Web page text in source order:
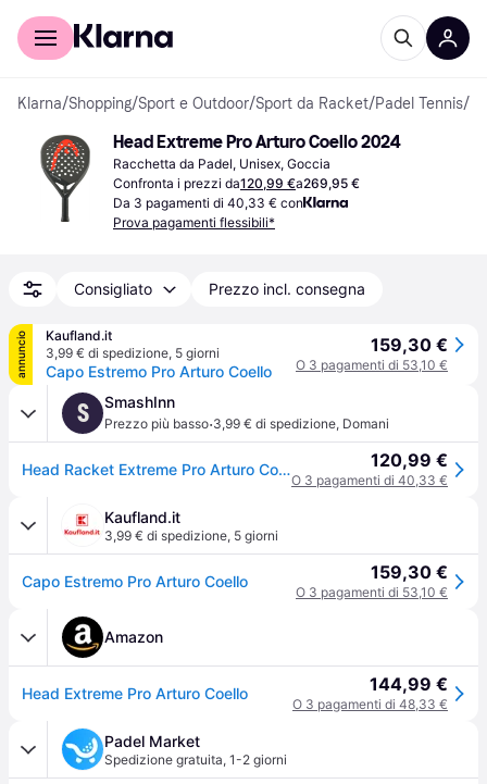
Per il tuo shopping
Klarna/Shopping/Sport e Outdoor/Sport da Racket/Padel Tennis/
Head Extreme Pro Arturo Coello 2024
Racchetta da Padel, Unisex, Goccia
Confronta i prezzi da120,99 €a269,95 €
Da 3 pagamenti di 40,33 € con
Prova pagamenti flessibili*
Consigliato Prezzo incl. consegna
annuncio
Kaufland.it
3,99 € di spedizione, 5 giorni
Capo Estremo Pro Arturo Coello
159,30 €
O 3 pagamenti di 53,10 €
S SmashInn
Prezzo più basso·3,99 € di spedizione, Domani
Head Racket Extreme Pro Arturo Coello Limited Edition Padel Racket Argento 120,99 €
O 3 pagamenti di 40,33 €
Kaufland.it
3,99 € di spedizione, 5 giorni
Capo Estremo Pro Arturo Coello 159,30 €
O 3 pagamenti di 53,10 €
Amazon
Head Extreme Pro Arturo Coello 144,99 €
O 3 pagamenti di 48,33 €
Padel Market
Spedizione gratuita, 1-2 giorni